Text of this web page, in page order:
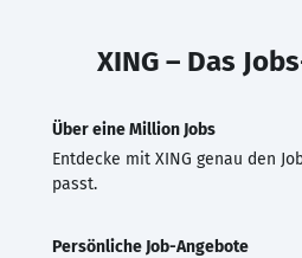
XING – Das
Über eine Million Jobs
Entdecke mit XING genau den
passt.
Persönliche Job-Angebote